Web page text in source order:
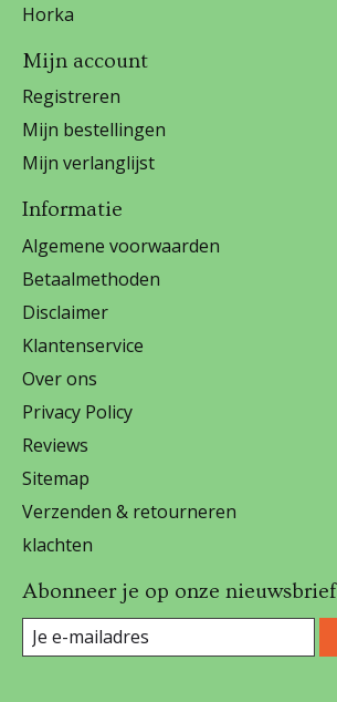
Horka
Mijn account
Registreren
Mijn bestellingen
Mijn verlanglijst
Informatie
Algemene voorwaarden
Betaalmethoden
Disclaimer
Klantenservice
Over ons
Privacy Policy
Reviews
Sitemap
Verzenden & retourneren
klachten
Abonneer je op onze nieuwsbrief